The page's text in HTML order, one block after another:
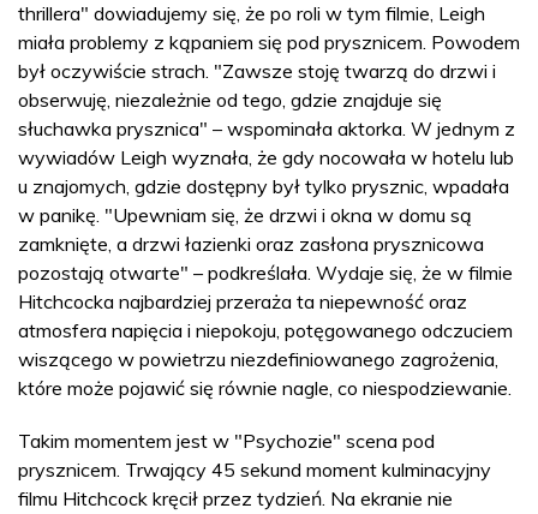
thrillera" dowiadujemy się, że po roli w tym filmie, Leigh
miała problemy z kąpaniem się pod prysznicem. Powodem
był oczywiście strach. "Zawsze stoję twarzą do drzwi i
obserwuję, niezależnie od tego, gdzie znajduje się
słuchawka prysznica" – wspominała aktorka. W jednym z
wywiadów Leigh wyznała, że gdy nocowała w hotelu lub
u znajomych, gdzie dostępny był tylko prysznic, wpadała
w panikę. "Upewniam się, że drzwi i okna w domu są
zamknięte, a drzwi łazienki oraz zasłona prysznicowa
pozostają otwarte" – podkreślała. Wydaje się, że w filmie
Hitchcocka najbardziej przeraża ta niepewność oraz
atmosfera napięcia i niepokoju, potęgowanego odczuciem
wiszącego w powietrzu niezdefiniowanego zagrożenia,
które może pojawić się równie nagle, co niespodziewanie.
Takim momentem jest w "Psychozie" scena pod
prysznicem. Trwający 45 sekund moment kulminacyjny
filmu Hitchcock kręcił przez tydzień. Na ekranie nie